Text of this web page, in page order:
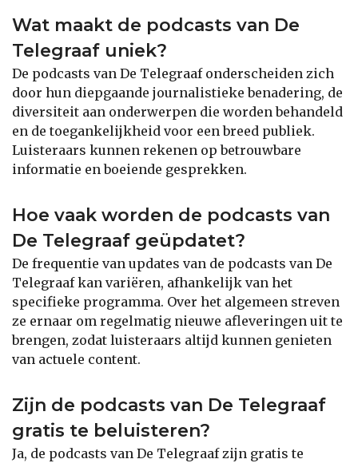
Wat maakt de podcasts van De
Telegraaf uniek?
De podcasts van De Telegraaf onderscheiden zich
door hun diepgaande journalistieke benadering, de
diversiteit aan onderwerpen die worden behandeld
en de toegankelijkheid voor een breed publiek.
Luisteraars kunnen rekenen op betrouwbare
informatie en boeiende gesprekken.
Hoe vaak worden de podcasts van
De Telegraaf geüpdatet?
De frequentie van updates van de podcasts van De
Telegraaf kan variëren, afhankelijk van het
specifieke programma. Over het algemeen streven
ze ernaar om regelmatig nieuwe afleveringen uit te
brengen, zodat luisteraars altijd kunnen genieten
van actuele content.
Zijn de podcasts van De Telegraaf
gratis te beluisteren?
Ja, de podcasts van De Telegraaf zijn gratis te